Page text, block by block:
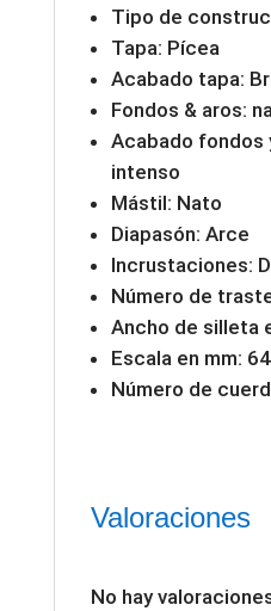
Tipo de
Tapa: Pícea
Acabado tapa:
Fondos & aros:
Acabado fondos
intenso
Mástil: Nato
Diapasón: Arce
Incrustaciones:
Número de
Ancho de silleta
Escala en mm:
Número de
Valoraciones
No hay